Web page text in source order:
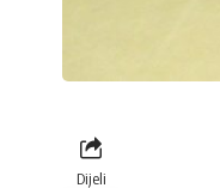
Dijeli